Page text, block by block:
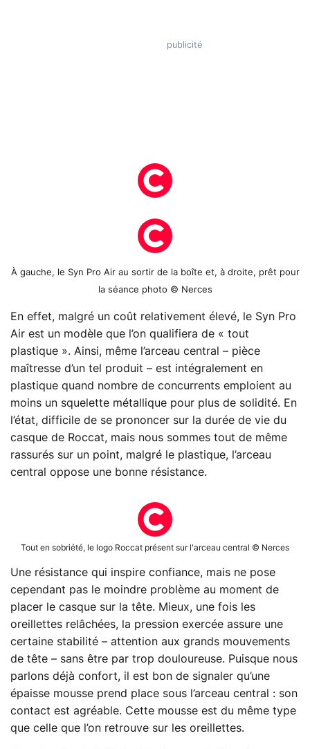
À gauche, le Syn Pro Air au sortir de la boîte et, à droite, prêt pour
la séance photo © Nerces
En effet, malgré un coût relativement élevé, le Syn Pro
Air est un modèle que l’on qualifiera de « tout
plastique ». Ainsi, même l’arceau central – pièce
maîtresse d’un tel produit – est intégralement en
plastique quand nombre de concurrents emploient au
moins un squelette métallique pour plus de solidité. En
l’état, difficile de se prononcer sur la durée de vie du
casque de Roccat, mais nous sommes tout de même
rassurés sur un point, malgré le plastique, l’arceau
central oppose une bonne résistance.
Tout en sobriété, le logo Roccat présent sur l'arceau central © Nerces
Une résistance qui inspire confiance, mais ne pose
cependant pas le moindre problème au moment de
placer le casque sur la tête. Mieux, une fois les
oreillettes relâchées, la pression exercée assure une
certaine stabilité – attention aux grands mouvements
de tête – sans être par trop douloureuse. Puisque nous
parlons déjà confort, il est bon de signaler qu’une
épaisse mousse prend place sous l’arceau central : son
contact est agréable. Cette mousse est du même type
que celle que l’on retrouve sur les oreillettes.